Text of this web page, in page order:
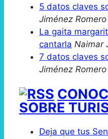
5 datos claves
Jiménez Romero
La gaita
cantarla Naimar
7 datos claves
Jiménez Romero
SOBRE
Deja que tus